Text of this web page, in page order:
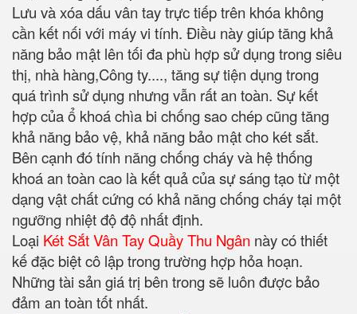
Lưu và xóa dấu vân tay trực tiếp trên khóa không
cần kết nối với máy vi tính. Điều này giúp tăng khả
năng bảo mật lên tối đa phù hợp sử dụng trong siêu
thị, nhà hàng,Công ty...., tăng sự tiện dụng trong
quá trình sử dụng nhưng vẫn rất an toàn. Sự kết
hợp của ổ khoá chìa bi chống sao chép cũng tăng
khả năng bảo vệ, khả năng bảo mật cho két sắt.
Bên cạnh đó tính năng chống cháy và hệ thống
khoá an toàn cao là kết quả của sự sáng tạo từ một
dạng vật chất cứng có khả năng chống cháy tại một
ngưỡng nhiệt độ độ nhất định.
Loại Két Sắt Vân Tay Quầy Thu Ngân này có thiết
kế đặc biệt cô lập trong trường hợp hỏa hoạn.
Những tài sản giá trị bên trong sẽ luôn được bảo
đảm an toàn tốt nhất.